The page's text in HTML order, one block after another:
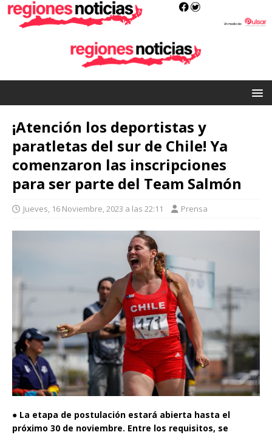
¡Atención los deportistas y
paratletas del sur de Chile! Ya
comenzaron las inscripciones
para ser parte del Team Salmón
Jueves, 16 Noviembre, 2023 a las 22:11 Prensa
● La etapa de postulación estará abierta hasta el
próximo 30 de noviembre. Entre los requisitos, se